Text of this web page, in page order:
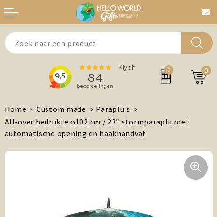
0 0
Agenda's + Kalenders
Auto en Fiets
Antistress artikelen
Beurzen & Events
Chocolade
Dag van de Zorg
MVO/Duurzame geschenken
Home Custom made
Paraplu's
All-over bedrukte ⌀102 cm / 23″ stormparaplu met
automatische opening en haakhandvat